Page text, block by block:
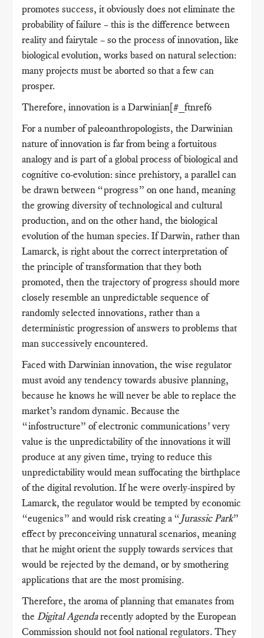
promotes success, it obviously does not eliminate the
probability of failure – this is the difference between
reality and fairytale – so the process of innovation, like
biological evolution, works based on natural selection:
many projects must be aborted so that a few can
prosper.
Therefore, innovation is a Darwinian[#_ftnref6
For a number of paleoanthropologists, the Darwinian
nature of innovation is far from being a fortuitous
analogy and is part of a global process of biological and
cognitive co-evolution: since prehistory, a parallel can
be drawn between “progress” on one hand, meaning
the growing diversity of technological and cultural
production, and on the other hand, the biological
evolution of the human species. If Darwin, rather than
Lamarck, is right about the correct interpretation of
the principle of transformation that they both
promoted, then the trajectory of progress should more
closely resemble an unpredictable sequence of
randomly selected innovations, rather than a
deterministic progression of answers to problems that
man successively encountered.
Faced with Darwinian innovation, the wise regulator
must avoid any tendency towards abusive planning,
because he knows he will never be able to replace the
market’s random dynamic. Because the
“infostructure” of electronic communications’ very
value is the unpredictability of the innovations it will
produce at any given time, trying to reduce this
unpredictability would mean suffocating the birthplace
of the digital revolution. If he were overly-inspired by
Lamarck, the regulator would be tempted by economic
“eugenics” and would risk creating a “ Jurassic Park”
effect by preconceiving unnatural scenarios, meaning
that he might orient the supply towards services that
would be rejected by the demand, or by smothering
applications that are the most promising.
Therefore, the aroma of planning that emanates from
the Digital Agendarecently adopted by the European
Commission should not fool national regulators. They